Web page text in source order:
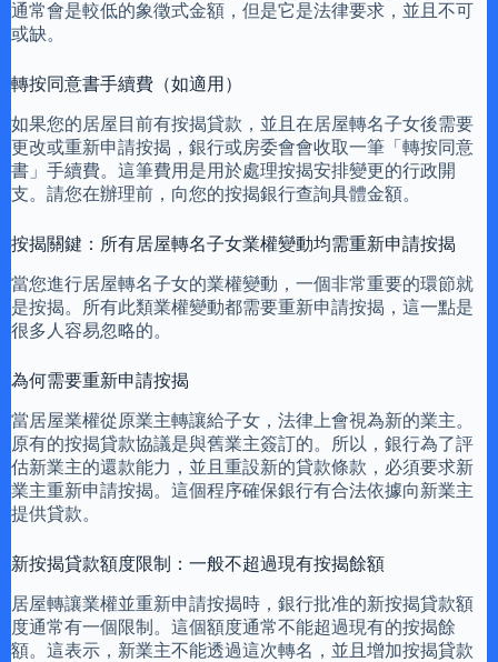
通常會是較低的象徵式金額，但是它是法律要求，並且不可
或缺。
轉按同意書手續費（如適用）
如果您的居屋目前有按揭貸款，並且在居屋轉名子女後需要
更改或重新申請按揭，銀行或房委會會收取一筆「轉按同意
書」手續費。這筆費用是用於處理按揭安排變更的行政開
支。請您在辦理前，向您的按揭銀行查詢具體金額。
按揭關鍵：所有居屋轉名子女業權變動均需重新申請按揭
當您進行居屋轉名子女的業權變動，一個非常重要的環節就
是按揭。所有此類業權變動都需要重新申請按揭，這一點是
很多人容易忽略的。
為何需要重新申請按揭
當居屋業權從原業主轉讓給子女，法律上會視為新的業主。
原有的按揭貸款協議是與舊業主簽訂的。所以，銀行為了評
估新業主的還款能力，並且重設新的貸款條款，必須要求新
業主重新申請按揭。這個程序確保銀行有合法依據向新業主
提供貸款。
新按揭貸款額度限制：一般不超過現有按揭餘額
居屋轉讓業權並重新申請按揭時，銀行批准的新按揭貸款額
度通常有一個限制。這個額度通常不能超過現有的按揭餘
額。這表示，新業主不能透過這次轉名，並且增加按揭貸款